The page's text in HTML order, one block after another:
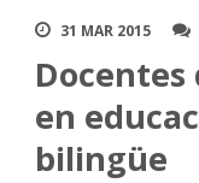
31 MAR 2015
Docentes
en
bilingüe